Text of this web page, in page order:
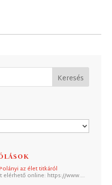
Polányi az élet titkáról
elérhető online: https://www.…